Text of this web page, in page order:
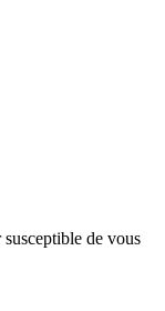
de vous